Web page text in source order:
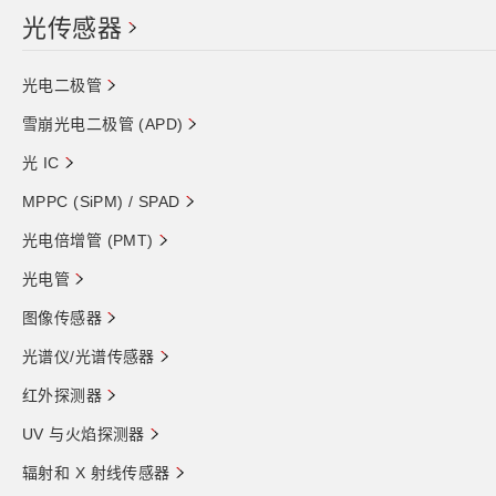
光传感器
光电二极管
雪崩光电二极管 (APD)
光 IC
MPPC (SiPM) / SPAD
光电倍增管 (PMT)
光电管
图像传感器
光谱仪/光谱传感器
红外探测器
UV 与火焰探测器
辐射和 X 射线传感器